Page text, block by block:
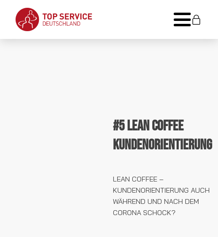
#5 Lean Coffee
Kundenorientierung
LEAN COFFEE –
KUNDENORIENTIERUNG AUCH
WÄHREND UND NACH DEM
CORONA SCHOCK?